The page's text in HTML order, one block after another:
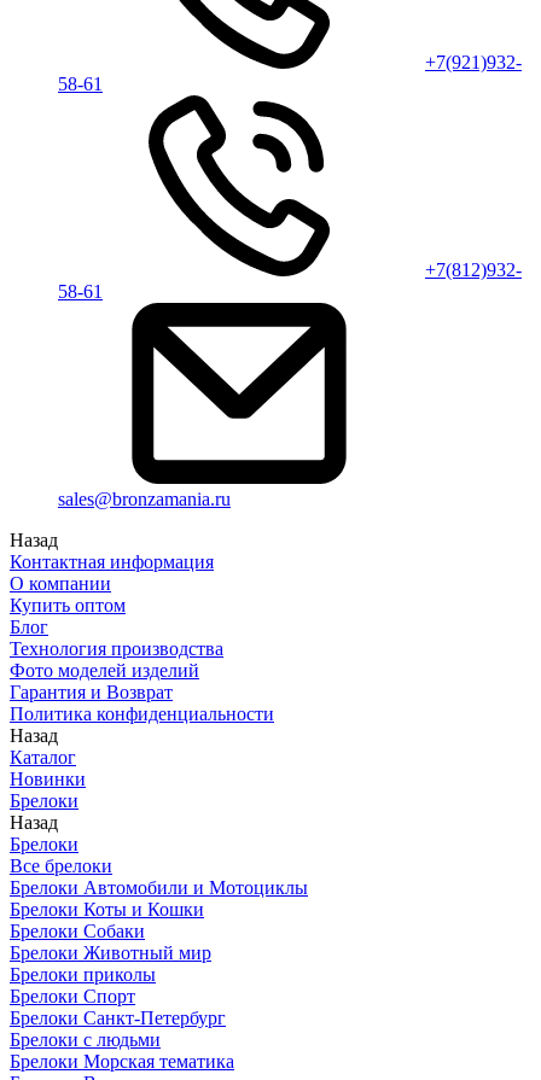
+7(921)932-
58-61
+7(812)932-
58-61
sales@bronzamania.ru
Назад
Контактная информация
О компании
Купить оптом
Блог
Технология производства
Фото моделей изделий
Гарантия и Возврат
Политика конфиденциальности
Назад
Каталог
Новинки
Брелоки
Назад
Брелоки
Все брелоки
Брелоки Автомобили и Мотоциклы
Брелоки Коты и Кошки
Брелоки Собаки
Брелоки Животный мир
Брелоки приколы
Брелоки Спорт
Брелоки Санкт-Петербург
Брелоки с людьми
Брелоки Морская тематика